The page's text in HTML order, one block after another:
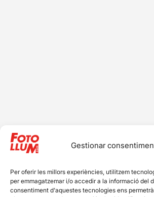
Gestionar
Per oferir les millors experiències, utilitzem
per emmagatzemar i/o accedir a la informació del
consentiment d'aquestes tecnologies ens